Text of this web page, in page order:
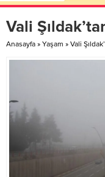
Vali
Anasayfa » Yaşam » Vali